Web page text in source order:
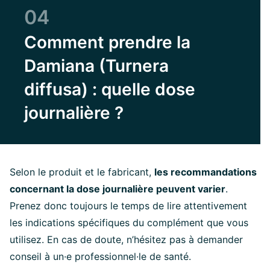
04
Comment prendre la
Damiana (Turnera
diffusa) : quelle dose
journalière ?
Selon le produit et le fabricant, les recommandations
concernant la dose journalière peuvent varier.
Prenez donc toujours le temps de lire attentivement
les indications spécifiques du complément que vous
utilisez. En cas de doute, n’hésitez pas à demander
conseil à un·e professionnel·le de santé.